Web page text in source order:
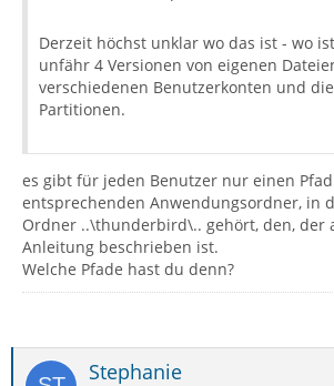
Derzeit höchst unklar wo das ist - wo
unfähr 4 Versionen von eigenen
verschiedenen Benutzerkonten und
Partitionen.
es gibt für jeden Benutzer nur einen
entsprechenden Anwendungsordner, in
Ordner ..\thunderbird\.. gehört, den, der
Anleitung beschrieben ist.
Welche Pfade hast du denn?
Stephanie